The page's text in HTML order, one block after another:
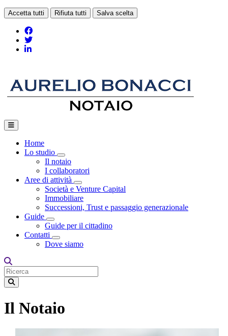
Accetta tutti Rifiuta tutti Salva scelta
Home
Lo studio
Toggle Dropdown
Il notaio
I collaboratori
Aree di attività
Toggle Dropdown
Società e Venture Capital
Immobiliare
Successioni, Trust e passaggio generazionale
Guide
Toggle Dropdown
Guide per il cittadino
Contatti
Toggle Dropdown
Dove siamo
Il Notaio